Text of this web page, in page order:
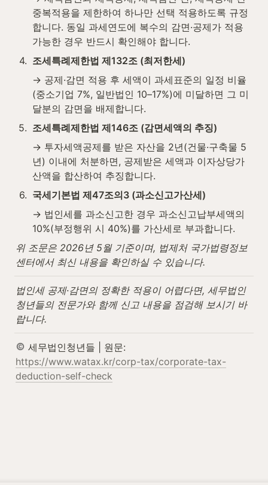
중복적용을 제한하여 하나만 선택 적용하도록 규정
합니다. 동일 과세연도에 복수의 감면·공제가 적용
가능한 경우 반드시 확인해야 합니다.
4. 조세특례제한법 제132조 (최저한세)
→ 공제·감면 적용 후 세액이 과세표준의 일정 비율
(중소기업 7%, 일반법인 10–17%)에 미달하면 그 미
달분의 감면을 배제합니다.
5. 조세특례제한법 제146조 (감면세액의 추징)
→ 투자세액공제를 받은 자산을 2년(건물·구축물 5
년) 이내에 처분하면, 공제받은 세액과 이자상당가
산액을 합산하여 추징합니다.
6. 국세기본법 제47조의3 (과소신고가산세)
→ 법인세를 과소신고한 경우 과소신고납부세액의
10%(부정행위 시 40%)를 가산세로 부과합니다.
위 조문은 2026년 5월 기준이며, 법제처 국가법령정보
센터에서 최신 내용을 확인하실 수 있습니다.
법인세 공제·감면의 정확한 적용이 어렵다면, 세무법인
청년들의 전문가와 함께 신고 내용을 점검해 보시기 바
랍니다.
https://www.watax.kr/corp-tax/corporate-tax-
deduction-self-check